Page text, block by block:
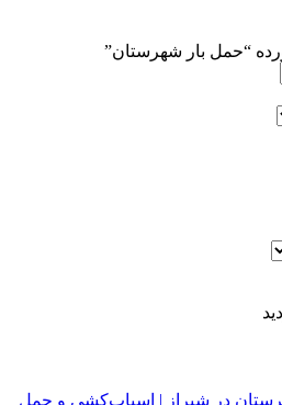
“حمل بار شهرستان”